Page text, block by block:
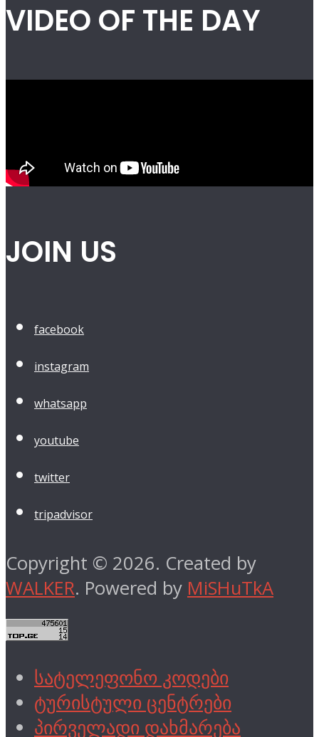
VIDEO OF THE DAY
JOIN US
facebook
instagram
whatsapp
youtube
twitter
tripadvisor
Copyright © 2026. Created by
WALKER. Powered by MiSHuTkA
სატელეფონო კოდები
ტურისტული ცენტრები
პირველადი დახმარება